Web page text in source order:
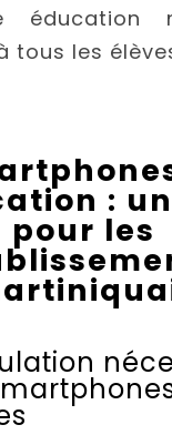
éducation
tous les
:
pour les